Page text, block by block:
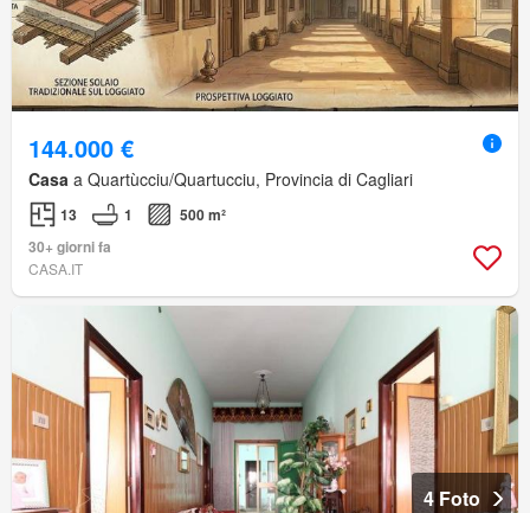
144.000 €
Casa a Quartùcciu/Quartucciu, Provincia di Cagliari
13 1
500 m²
30+ giorni fa
CASA.IT
4 Foto